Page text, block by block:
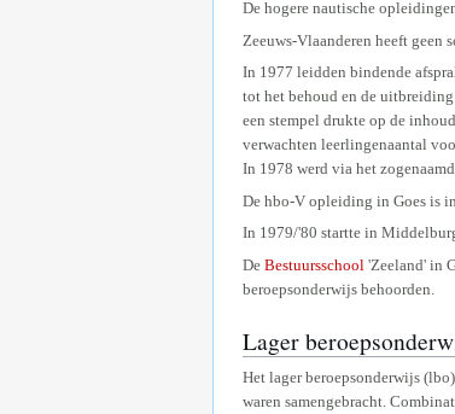
De hogere nautische
Zeeuws-Vlaanderen heeft geen
In 1977 leidden bindende
tot het behoud en de
een stempel drukte op de
verwachten leerlingenaantal
In 1978 werd via het
De hbo-V opleiding in Goes is
In 1979/'80 startte in
De Bestuursschool 'Zeeland' in
beroepsonderwijs behoorden.
Lager
Het lager beroepsonderwijs
waren samengebracht.